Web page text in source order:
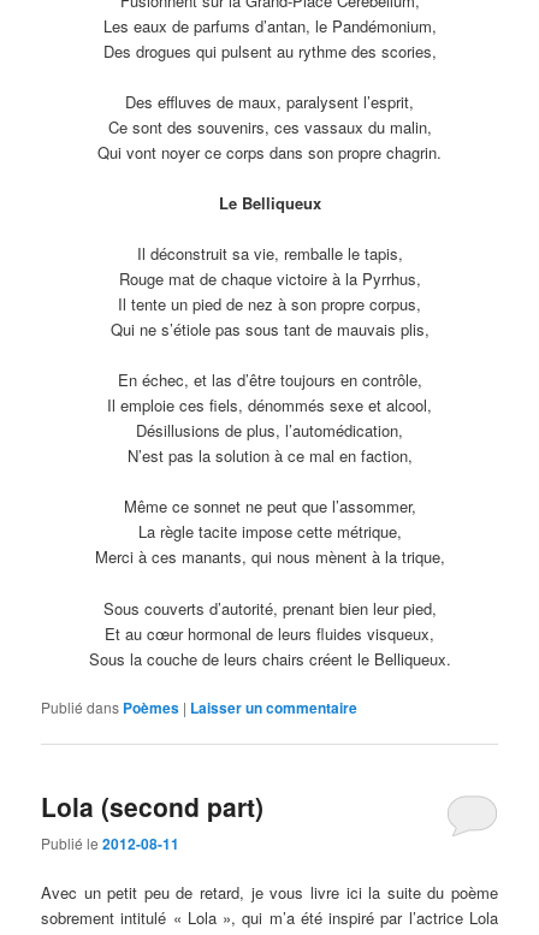
Les eaux de parfums d’antan, le Pandémonium,
Des drogues qui pulsent au rythme des scories,
Des effluves de maux, paralysent l’esprit,
Ce sont des souvenirs, ces vassaux du malin,
Qui vont noyer ce corps dans son propre chagrin.
Le Belliqueux
Il déconstruit sa vie, remballe le tapis,
Rouge mat de chaque victoire à la Pyrrhus,
Il tente un pied de nez à son propre corpus,
Qui ne s’étiole pas sous tant de mauvais plis,
En échec, et las d’être toujours en contrôle,
Il emploie ces fiels, dénommés sexe et alcool,
Désillusions de plus, l’automédication,
N’est pas la solution à ce mal en faction,
Même ce sonnet ne peut que l’assommer,
La règle tacite impose cette métrique,
Merci à ces manants, qui nous mènent à la trique,
Sous couverts d’autorité, prenant bien leur pied,
Et au cœur hormonal de leurs fluides visqueux,
Sous la couche de leurs chairs créent le Belliqueux.
Publié dans Poèmes | Laisser un commentaire
Lola (second part)
Publié le2012-08-11
Avec un petit peu de retard, je vous livre ici la suite du poème
sobrement intitulé « Lola », qui m’a été inspiré par l’actrice Lola